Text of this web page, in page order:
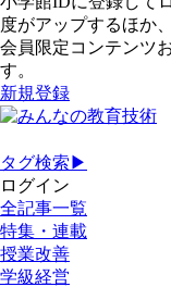
度がアップするほか、
会員限定コンテンツ
す。
新規登録
タグ検索▶
ログイン
全記事一覧
特集・連載
授業改善
学級経営